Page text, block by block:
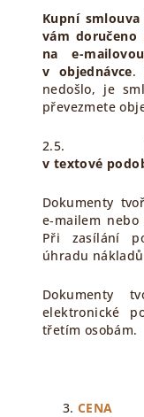
Kupní
vám
na e-
v objednávce.
nedošlo, je
převezmete
2.5.
v textové
Dokumenty
e‑mailem
Při zasílání
úhradu
Dokumenty
elektronické
třetím osobám.
CENA